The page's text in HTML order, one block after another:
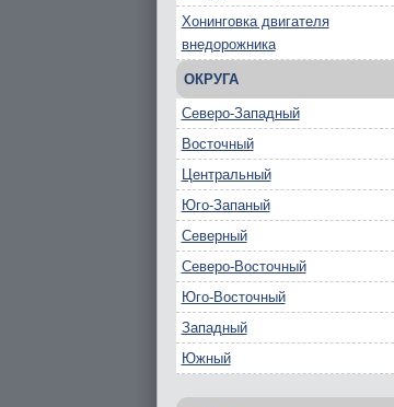
Хонинговка двигателя
внедорожника
ОКРУГА
Северо-Западный
Восточный
Центральный
Юго-Запаный
Северный
Северо-Восточный
Юго-Восточный
Западный
Южный